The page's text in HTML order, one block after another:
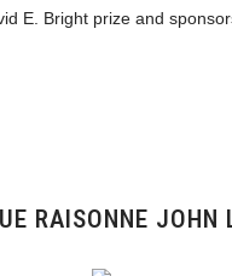
E. Bright prize and
RAISONNE JOHN